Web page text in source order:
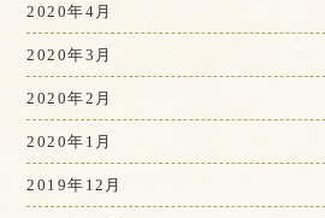
2020年4月
2020年3月
2020年2月
2020年1月
2019年12月